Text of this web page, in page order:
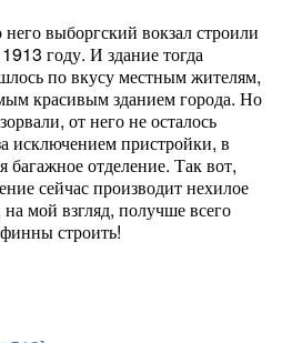
выборгский вокзал строили
году. И здание тогда
по вкусу местным жителям,
красивым зданием города. Но
от него не осталось
исключением пристройки, в
багажное отделение. Так вот,
сейчас производит нехилое
мой взгляд, получше всего
строить!